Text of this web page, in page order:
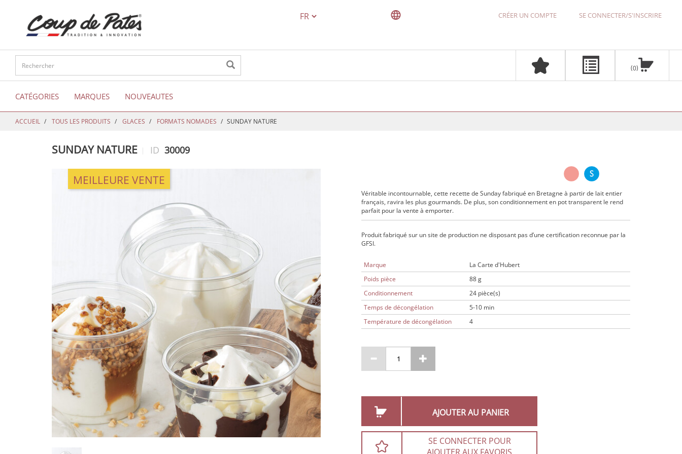
TEXT.LANGUAGE CRÉER UN COMPTE SE CONNECTER/S'INSCRIRE
0
CATÉGORIES MARQUES NOUVEAUTES
ACCUEIL TOUS LES PRODUITS GLACES FORMATS NOMADES SUNDAY NATURE
SUNDAY NATURE ID 30009
MEILLEURE VENTE
Véritable incontournable, cette recette de Sunday fabriqué en Bretagne à partir de lait entier
français, ravira les plus gourmands. De plus, son conditionnement en pot transparent le rend
parfait pour la vente à emporter.
Produit fabriqué sur un site de production ne disposant pas d’une certification reconnue par la
GFSI.
Marque
La Carte d'Hubert
Poids pièce
88 g
Conditionnement
24 pièce(s)
Temps de décongélation
5-10 min
Température de décongélation
4
AJOUTER AU PANIER
SE CONNECTER POUR